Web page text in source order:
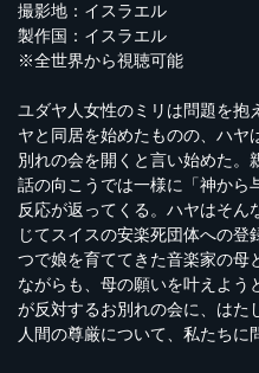
撮影地：イスラエル
製作国：イスラエル
※全世界から視聴可能
ユダヤ人女性のミリは問題を抱
ヤと同居を始めたものの、ハヤ
別れの会を開くと言い始めた。
話の向こうでは一様に「神から
反応が返ってくる。ハヤはそん
じてスイスの安楽死団体への
つで娘を育ててきた音楽家の母
ながらも、母の願いを叶えよう
が反対するお別れの会に、はた
人間の尊厳について、私たちに